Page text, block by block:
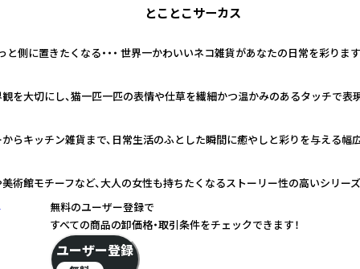
とことこサーカス
と側に置きたくなる・・・ 世界一かわいいネコ雑貨があなたの日常を彩ります
を大切にし、猫一匹一匹の表情や仕草を繊細かつ温かみのあるタッチで表
らキッチン雑貨まで、日常生活のふとした瞬間に癒やしと彩りを与える幅
術館モチーフなど、大人の女性も持ちたくなるストーリー性の高いシリー
無料のユーザー登録で
すべての商品の卸価格・取引条件をチェックできます！
ユーザー登録